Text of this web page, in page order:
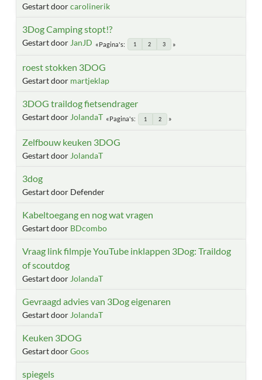
Gestart doorcarolinerik
3Dog Camping stopt!?
Gestart door JanJD Pagina's 1 2 3
roest stokken 3DOG
Gestart door martjeklap
3DOG traildog fietsendrager
Gestart door JolandaT Pagina's 1 2
Zelfbouw keuken 3DOG
Gestart door JolandaT
3dog
Gestart door Defender
Kabeltoegang en nog wat vragen
Gestart door BDcombo
Vraag link filmpje YouTube inklappen 3Dog: Traildog
of scoutdog
Gestart door JolandaT
Gevraagd advies van 3Dog eigenaren
Gestart door JolandaT
Keuken 3DOG
Gestart doorGoos
spiegels